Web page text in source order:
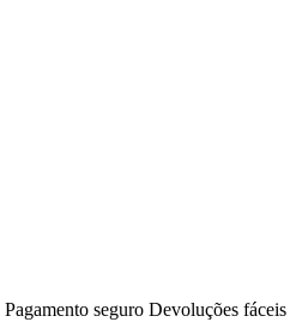
Pagamento seguro Devoluções fáceis